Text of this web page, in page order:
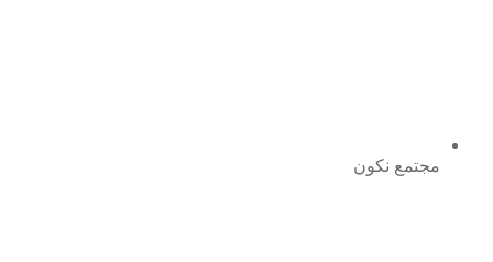
مجتمع نكون